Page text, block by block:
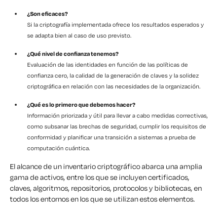
¿Son eficaces?
Si la criptografía implementada ofrece los resultados esperados y
se adapta bien al caso de uso previsto.
¿Qué nivel de confianza tenemos?
Evaluación de las identidades en función de las políticas de
confianza cero, la calidad de la generación de claves y la solidez
criptográfica en relación con las necesidades de la organización.
¿Qué es lo primero que debemos hacer?
Información priorizada y útil para llevar a cabo medidas correctivas,
como subsanar las brechas de seguridad, cumplir los requisitos de
conformidad y planificar una transición a sistemas a prueba de
computación cuántica.
El alcance de un inventario criptográfico abarca una amplia
gama de activos, entre los que se incluyen certificados,
claves, algoritmos, repositorios, protocolos y bibliotecas, en
todos los entornos en los que se utilizan estos elementos.